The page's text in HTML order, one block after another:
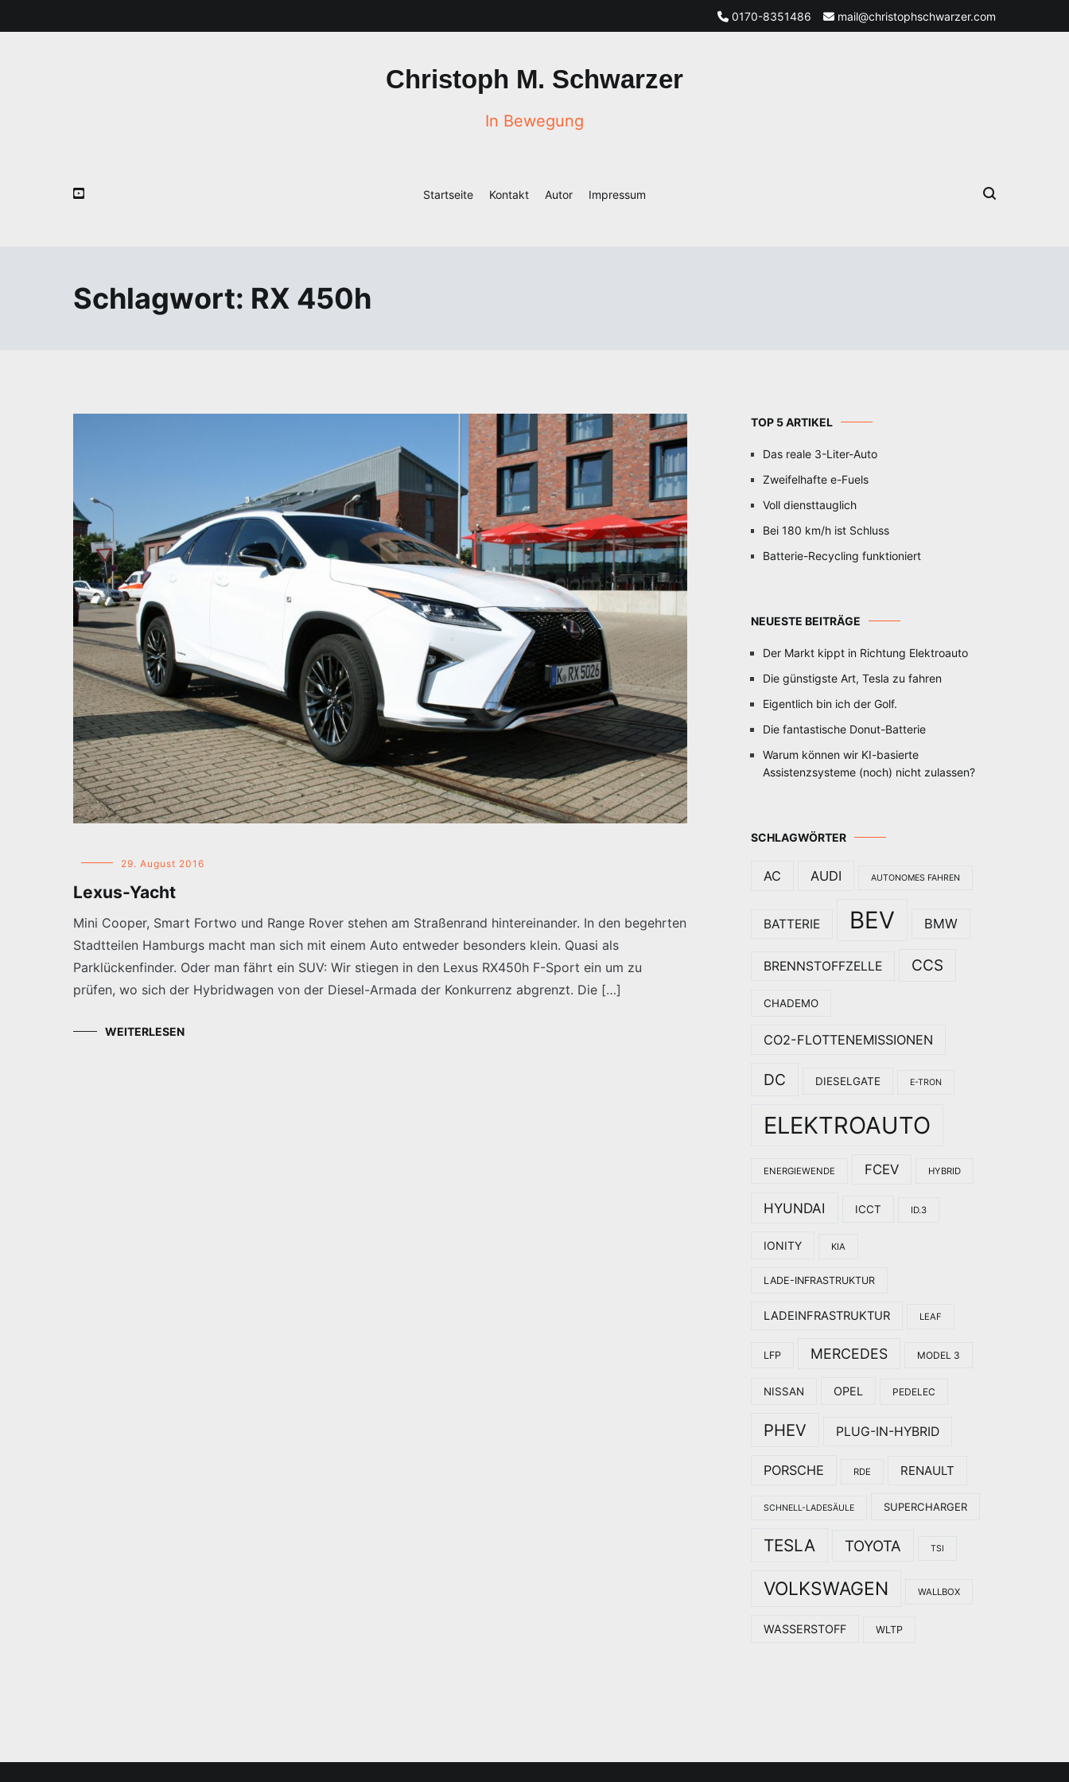
0170-8351486 mail@christophschwarzer.com
Christoph M. Schwarzer
In Bewegung
Startseite Kontakt Autor Impressum
Schlagwort: RX 450h
29. August 2016
Lexus-Yacht
Mini Cooper, Smart Fortwo und Range Rover stehen am Straßenrand hintereinander. In den begehrten
Stadtteilen Hamburgs macht man sich mit einem Auto entweder besonders klein. Quasi als
Parklückenfinder. Oder man fährt ein SUV: Wir stiegen in den Lexus RX450h F-Sport ein um zu
prüfen, wo sich der Hybridwagen von der Diesel-Armada der Konkurrenz abgrenzt. Die […]
WEITERLESEN
TOP 5 ARTIKEL
Das reale 3-Liter-Auto
Zweifelhafte e-Fuels
Voll diensttauglich
Bei 180 km/h ist Schluss
Batterie-Recycling funktioniert
NEUESTE BEITRÄGE
Der Markt kippt in Richtung Elektroauto
Die günstigste Art, Tesla zu fahren
Eigentlich bin ich der Golf.
Die fantastische Donut-Batterie
Warum können wir KI-basierte
Assistenzsysteme (noch) nicht zulassen?
SCHLAGWÖRTER
AC AUDI AUTONOMES FAHREN
BATTERIE BEV BMW
BRENNSTOFFZELLE CCS
CHADEMO
CO2-FLOTTENEMISSIONEN
DC DIESELGATE E-TRON
ELEKTROAUTO
ENERGIEWENDE FCEV HYBRID
HYUNDAI ICCT ID.3
IONITY KIA
LADE-INFRASTRUKTUR
LADEINFRASTRUKTUR LEAF
LFP MERCEDES MODEL 3
NISSAN OPEL PEDELEC
PHEV PLUG-IN-HYBRID
PORSCHE RDE RENAULT
SCHNELL-LADESÄULE SUPERCHARGER
TESLA TOYOTA TSI
VOLKSWAGEN WALLBOX
WASSERSTOFF WLTP